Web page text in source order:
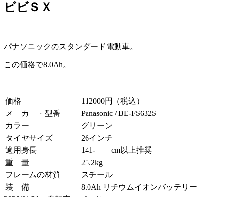
ビビＳＸ
パナソニックのスタンダード電動車。
この価格で8.0Ah。
価格
112000円（税込）
メーカー・型番
Panasonic / BE-FS632S
カラー
グリーン
タイヤサイズ
26インチ
適用身長
141- cm以上推奨
重 量
25.2kg
フレームの材質
スチール
装 備
8.0Ah リチウムイオンバッテリー